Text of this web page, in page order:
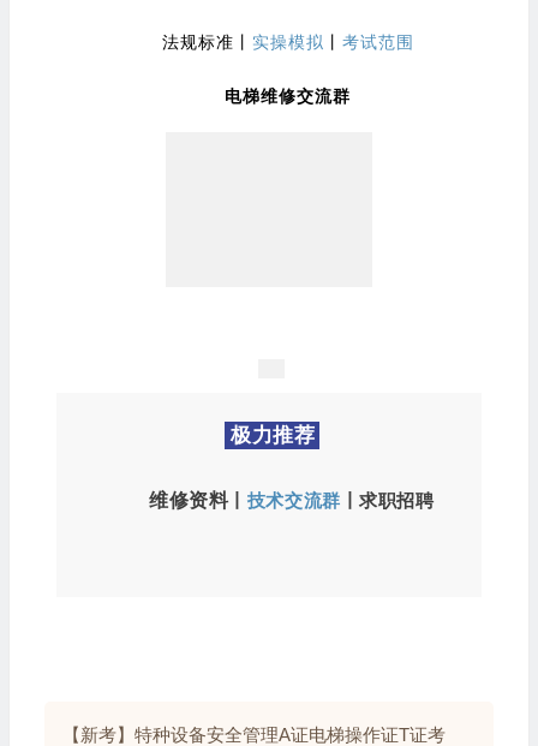
法规标准 实操模拟 考试范围
电梯维修交流群
极力推荐
维修资料丨 技术交流群 丨求职招聘
【新考】特种设备安全管理A证电梯操作证T证考